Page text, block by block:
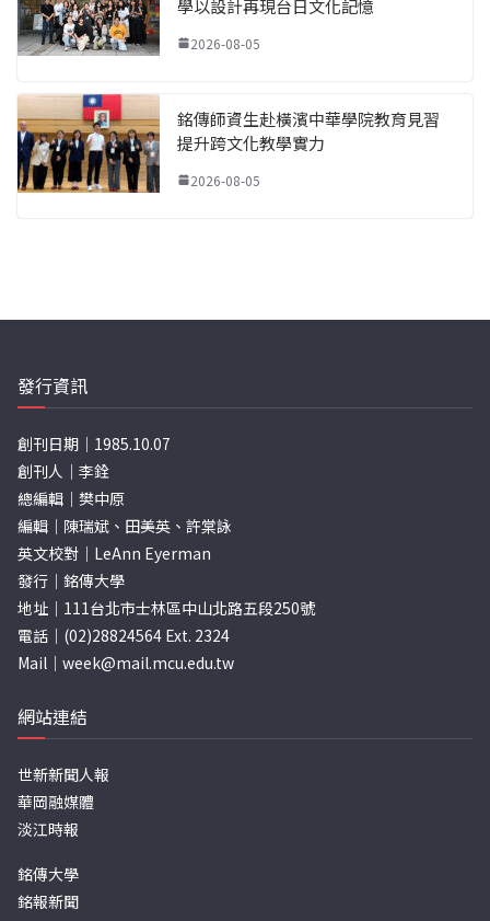
學以設計再現台日文化記憶
2026-08-05
銘傳師資生赴橫濱中華學院教育見習
提升跨文化教學實力
2026-08-05
發行資訊
創刊日期｜1985.10.07
創刊人｜李銓
總編輯｜樊中原
編輯｜陳瑞斌、田美英、許棠詠
英文校對｜LeAnn Eyerman
發行｜銘傳大學
地址｜111台北市士林區中山北路五段250號
電話｜(02)28824564 Ext. 2324
Mail｜ week@mail.mcu.edu.tw
網站連結
世新新聞人報
華岡融媒體
淡江時報
銘傳大學
銘報新聞